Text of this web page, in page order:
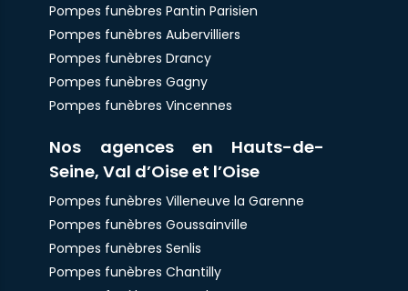
Pompes funèbres Pantin Parisien
Pompes funèbres Aubervilliers
Pompes funèbres Drancy
Pompes funèbres Gagny
Pompes funèbres Vincennes
Nos agences en Hauts-de-
Seine, Val d’Oise et l’Oise
Pompes funèbres Villeneuve la Garenne
Pompes funèbres Goussainville
Pompes funèbres Senlis
Pompes funèbres Chantilly